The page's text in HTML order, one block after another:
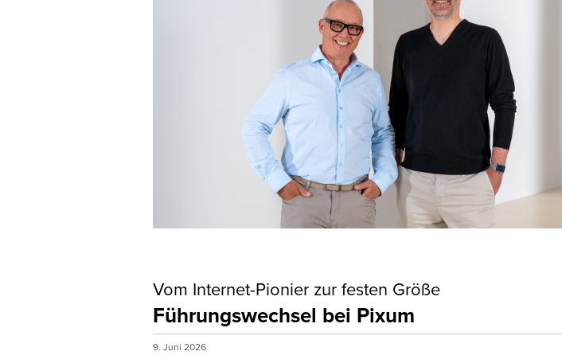
Vom Internet-Pionier zur festen Größe
Führungswechsel bei Pixum
9. Juni 2026